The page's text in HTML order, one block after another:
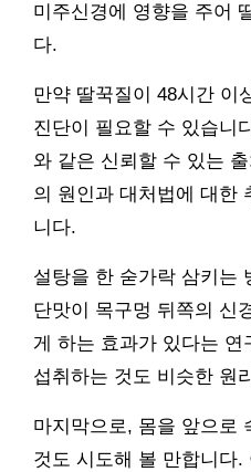
미주신경에 영향을 주어
다.
만약 딸꾹질이 48시간 이
진단이 필요할 수 있습니
와 같은 신뢰할 수 있는
의 원인과 대처법에 대한
니다.
설탕을 한 숟가락 삼키는
단맛이 목구멍 뒤쪽의 신
게 하는 효과가 있다는
섭취하는 것도 비슷한 원
마지막으로, 몸을 앞으로
것도 시도해 볼 만합니다